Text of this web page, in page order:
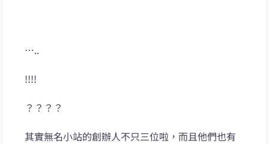
…..
!!!!
？？？？
其實無名小站的創辦人不只三位啦，而且他們也有